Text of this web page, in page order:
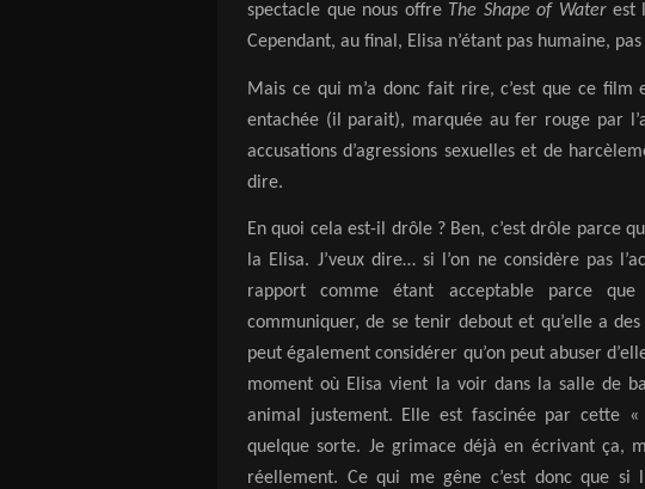
spectacle que nous offre The Shape of Waterest
Cependant, au final, Elisa n’étant pas humaine,
Mais ce qui m’a donc fait rire, c’est que ce film
entachée (il parait), marquée au fer rouge par
accusations d’agressions sexuelles et de
dire.
En quoi cela est-il drôle ? Ben, c’est drôle parce
la Elisa. J’veux dire… si l’on ne considère pas
rapport comme étant acceptable parce
communiquer, de se tenir debout et qu’elle a
peut également considérer qu’on peut abuser
moment où Elisa vient la voir dans la salle de
animal justement. Elle est fascinée par cette
quelque sorte. Je grimace déjà en écrivant ça,
réellement. Ce qui me gêne c’est donc que si